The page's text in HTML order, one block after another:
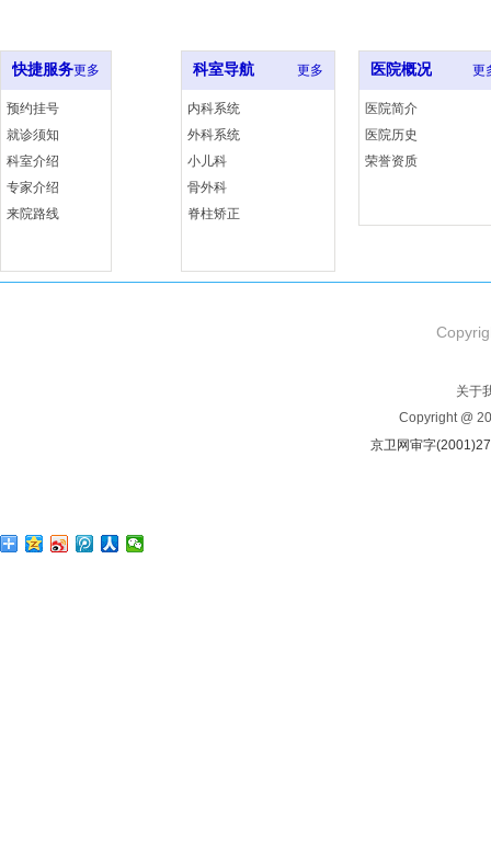
快捷服务更多
预约挂号
就诊须知
科室介绍
专家介绍
来院路线
科室导航 更多
内科系统
外科系统
小儿科
骨外科
脊柱矫正
医院概况 更
医院简介
医院历史
荣誉资质
关于
Copyright @
京卫网审字